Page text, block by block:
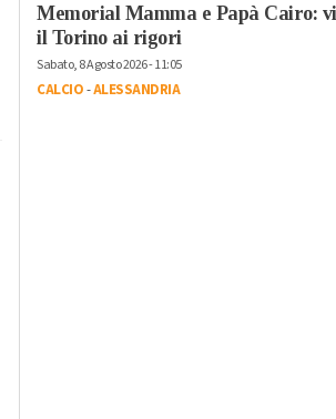
Memorial Mamma e Papà Cairo:
il Torino ai rigori
Sabato, 8 Agosto 2026 - 11:05
CALCIO-ALESSANDRIA